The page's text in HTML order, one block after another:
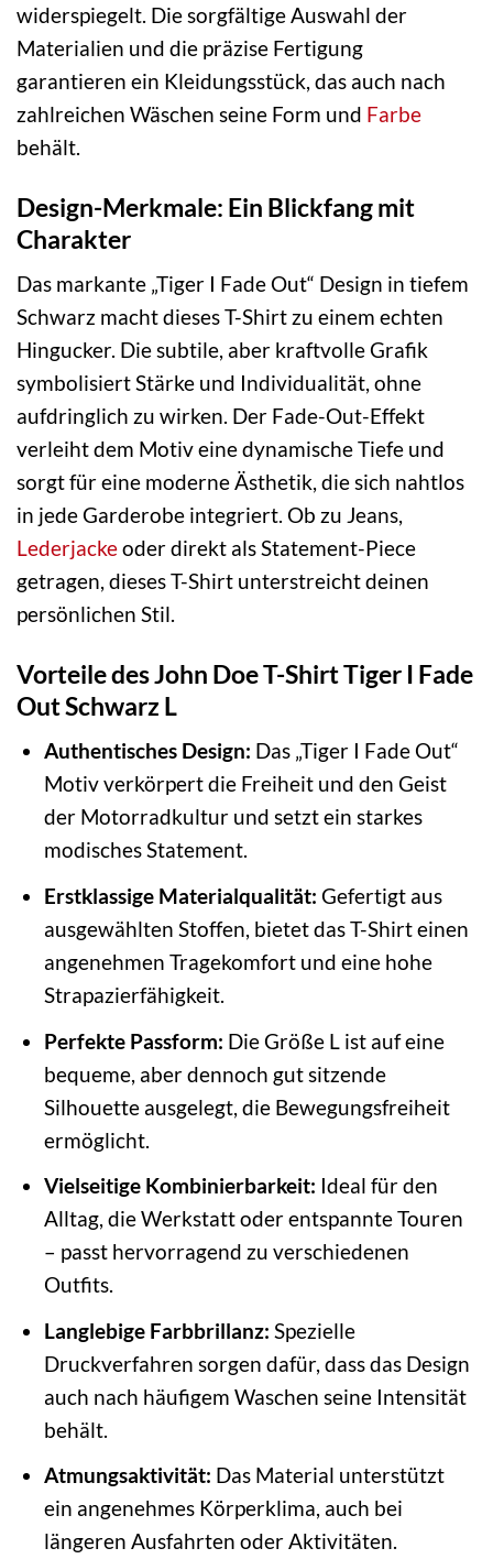
widerspiegelt. Die sorgfältige Auswahl der
Materialien und die präzise Fertigung
garantieren ein Kleidungsstück, das auch nach
zahlreichen Wäschen seine Form und Farbe
behält.
Design-Merkmale: Ein Blickfang mit
Charakter
Das markante „Tiger I Fade Out“ Design in tiefem
Schwarz macht dieses T-Shirt zu einem echten
Hingucker. Die subtile, aber kraftvolle Grafik
symbolisiert Stärke und Individualität, ohne
aufdringlich zu wirken. Der Fade-Out-Effekt
verleiht dem Motiv eine dynamische Tiefe und
sorgt für eine moderne Ästhetik, die sich nahtlos
in jede Garderobe integriert. Ob zu Jeans,
Lederjackeoder direkt als Statement-Piece
getragen, dieses T-Shirt unterstreicht deinen
persönlichen Stil.
Vorteile des John Doe T-Shirt Tiger I Fade
Out Schwarz L
Authentisches Design: Das „Tiger I Fade Out“
Motiv verkörpert die Freiheit und den Geist
der Motorradkultur und setzt ein starkes
modisches Statement.
Erstklassige Materialqualität: Gefertigt aus
ausgewählten Stoffen, bietet das T-Shirt einen
angenehmen Tragekomfort und eine hohe
Strapazierfähigkeit.
Perfekte Passform: Die Größe L ist auf eine
bequeme, aber dennoch gut sitzende
Silhouette ausgelegt, die Bewegungsfreiheit
ermöglicht.
Vielseitige Kombinierbarkeit: Ideal für den
Alltag, die Werkstatt oder entspannte Touren
– passt hervorragend zu verschiedenen
Outfits.
Langlebige Farbbrillanz: Spezielle
Druckverfahren sorgen dafür, dass das Design
auch nach häufigem Waschen seine Intensität
behält.
Atmungsaktivität: Das Material unterstützt
ein angenehmes Körperklima, auch bei
längeren Ausfahrten oder Aktivitäten.